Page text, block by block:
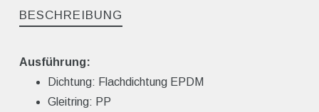
BESCHREIBUNG
Ausführung:
Dichtung: Flachdichtung EPDM
Gleitring: PP